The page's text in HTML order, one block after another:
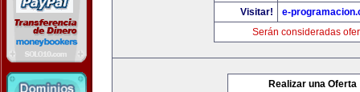
Visitar!
e-
Serán consideradas
Realizar una Oferta